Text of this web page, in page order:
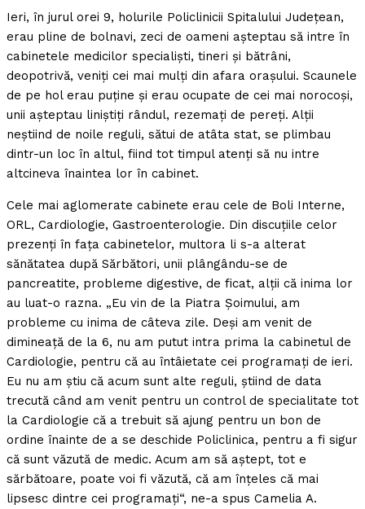
Ieri, în jurul orei 9, holurile Policlinicii Spitalului Judeţean,
erau pline de bolnavi, zeci de oameni aşteptau să intre în
cabinetele medicilor specialişti, tineri şi bătrâni,
deopotrivă, veniţi cei mai mulţi din afara oraşului. Scaunele
de pe hol erau puţine şi erau ocupate de cei mai norocoşi,
unii aşteptau liniştiţi rândul, rezemaţi de pereţi. Alţii
neştiind de noile reguli, sătui de atâta stat, se plimbau
dintr-un loc în altul, fiind tot timpul atenţi să nu intre
altcineva înaintea lor în cabinet.
Cele mai aglomerate cabinete erau cele de Boli Interne,
ORL, Cardiologie, Gastroenterologie. Din discuţiile celor
prezenţi în faţa cabinetelor, multora li s-a alterat
sănătatea după Sărbători, unii plângându-se de
pancreatite, probleme digestive, de ficat, alţii că inima lor
au luat-o razna. „Eu vin de la Piatra Şoimului, am
probleme cu inima de câteva zile. Deşi am venit de
dimineaţă de la 6, nu am putut intra prima la cabinetul de
Cardiologie, pentru că au întâietate cei programaţi de ieri.
Eu nu am ştiu că acum sunt alte reguli, ştiind de data
trecută când am venit pentru un control de specialitate tot
la Cardiologie că a trebuit să ajung pentru un bon de
ordine înainte de a se deschide Policlinica, pentru a fi sigur
că sunt văzută de medic. Acum am să aştept, tot e
sărbătoare, poate voi fi văzută, că am înţeles că mai
lipsesc dintre cei programaţi“, ne-a spus Camelia A.